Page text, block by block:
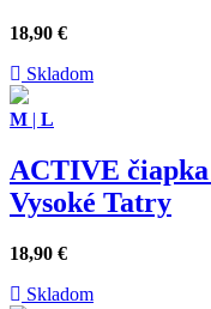
18,90 €
Skladom
M | L
ACTIVE
Vysoké Tatry
18,90 €
Skladom